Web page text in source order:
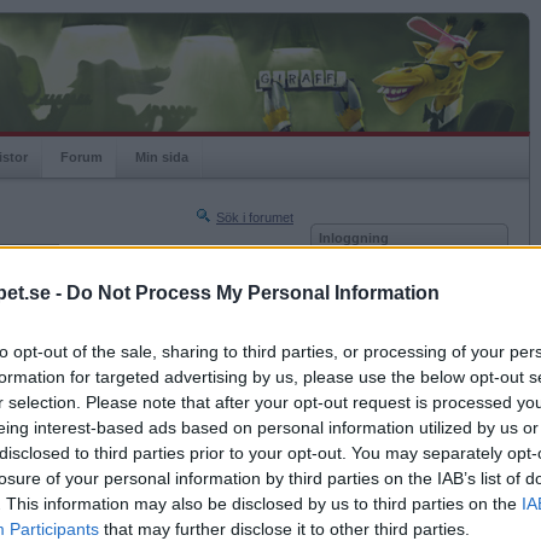
- Do Not Process My Personal Information
opt-out of the sale, sharing to third parties, or processing of your
for targeted advertising by us, please use the below opt-out
selection. Please note that after your opt-out request is processed
interest-based ads based on personal information utilized by us
to third parties prior to your opt-out. You may separately
of your personal information by third parties on the IAB’s list of
This information may also be disclosed by us to third parties on the
Participants that may further disclose it to other third parties.
Forum Min sida
Sök i forumet
Nästa sida »
2022-01-14 20:05
Inloggning
Kom ihåg mig
Glömt ditt lösenord?
Få ny aktiveringslänk
Betapet är gratis!